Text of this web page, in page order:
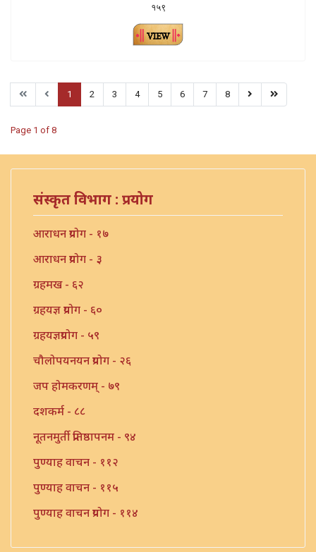
१५९
1 2 3 4 5 6 7 8
Page 1 of 8
संस्कृत विभाग : प्रयोग
आराधन प्रयोग - १७
आराधन प्रयोग - ३
ग्रहमख - ६२
ग्रहयज्ञ प्रयोग - ६०
ग्रहयज्ञप्रयोग - ५९
चौलोपयनयन प्रयोग - २६
जप होमकरणम् - ७९
दशकर्म - ८८
नूतनमुर्ती प्रतिष्ठापनम - ९४
पुण्याह वाचन - ११२
पुण्याह वाचन - ११५
पुण्याह वाचन प्रयोग - ११४